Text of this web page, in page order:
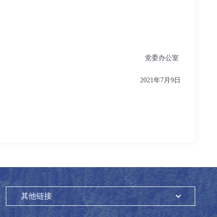
党委办公室
2021年7月9日
其他链接